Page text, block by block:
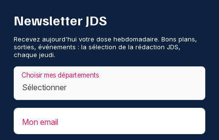
Newsletter JDS
Recevez aujourd'hui votre dose hebdomadaire. Bons plans,
sorties, événements : la sélection de la rédaction JDS,
chaque jeudi.
Choisir mes départements
Mon email